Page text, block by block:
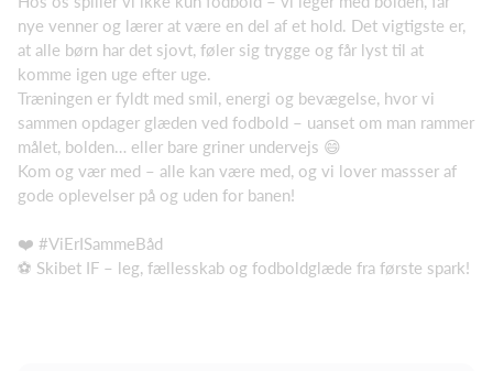
nye venner og lærer at være en del af et hold. Det vigtigste er,
at alle børn har det sjovt, føler sig trygge og får lyst til at
komme igen uge efter uge.
Træningen er fyldt med smil, energi og bevægelse, hvor vi
sammen opdager glæden ved fodbold – uanset om man rammer
målet, bolden… eller bare griner undervejs 😄
Kom og vær med – alle kan være med, og vi lover massser af
gode oplevelser på og uden for banen!
❤️ #ViErISammeBåd
⚽️ Skibet IF – leg, fællesskab og fodboldglæde fra første spark!